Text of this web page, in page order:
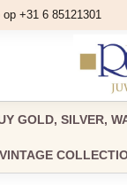
+31 6 85121301
GOLD, SILVER,
VINTAGE